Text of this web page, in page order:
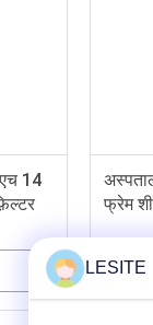
एच 14
फ्रेम
LESITE